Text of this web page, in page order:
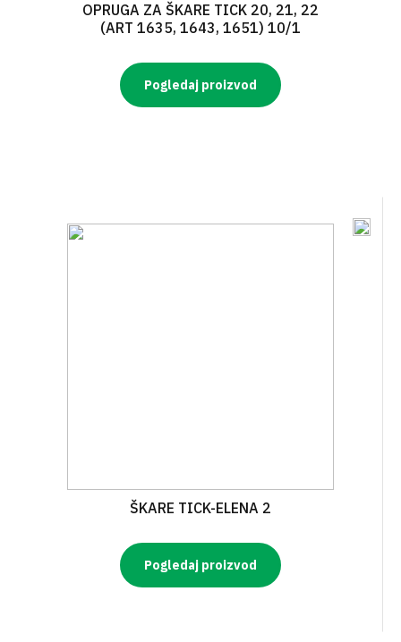
OPRUGA ZA ŠKARE TICK 20, 21, 22
(ART 1635, 1643, 1651) 10/1
Pogledaj proizvod
ŠKARE TICK-ELENA 2
Pogledaj proizvod